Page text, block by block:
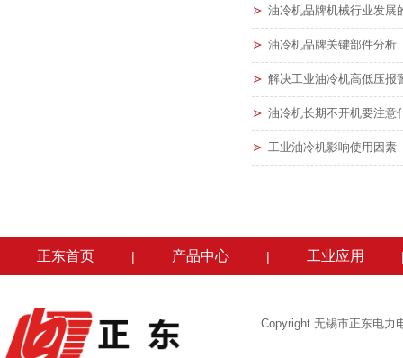
油冷机品牌机械行业发展
油冷机品牌关键部件分析
解决工业油冷机高低压报
油冷机长期不开机要注意
工业油冷机影响使用因素
正东首页 | 产品中心 | 工业应用
Copyright 无锡市正东电力